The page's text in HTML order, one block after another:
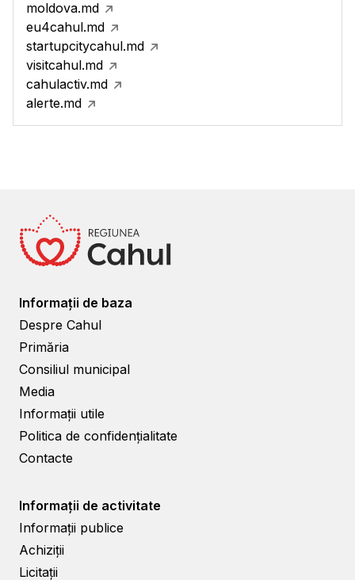
moldova.md
eu4cahul.md
startupcitycahul.md
visitcahul.md
cahulactiv.md
alerte.md
Informații de baza
Despre Cahul
Primăria
Consiliul municipal
Media
Informații utile
Politica de confidențialitate
Contacte
Informații de activitate
Informații publice
Achiziții
Licitații